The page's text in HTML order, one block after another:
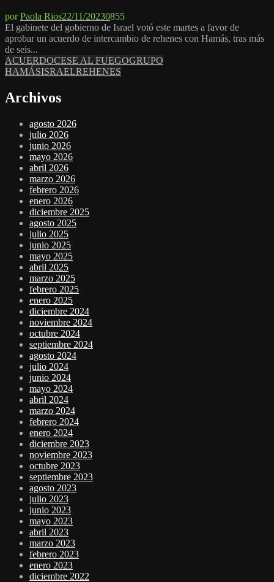
porPaola Rios22/11/20230855
El gabinete del gobierno de Israel votó este martes a favor de
aprobar un acuerdo de intercambio de rehenes con Hamás, tras más
de seis...
ACUERDOCESE AL FUEGOGRUPO
HAMÁSISRAELREHENES
Archivos
agosto 2026
julio 2026
junio 2026
mayo 2026
abril 2026
marzo 2026
febrero 2026
enero 2026
diciembre 2025
agosto 2025
julio 2025
junio 2025
mayo 2025
abril 2025
marzo 2025
febrero 2025
enero 2025
diciembre 2024
noviembre 2024
octubre 2024
septiembre 2024
agosto 2024
julio 2024
junio 2024
mayo 2024
abril 2024
marzo 2024
febrero 2024
enero 2024
diciembre 2023
noviembre 2023
octubre 2023
septiembre 2023
agosto 2023
julio 2023
junio 2023
mayo 2023
abril 2023
marzo 2023
febrero 2023
enero 2023
diciembre 2022